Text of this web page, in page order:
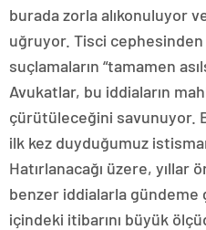
burada zorla alıkonuluyor
uğruyor. Tisci cephesinden
suçlamaların “tamamen
Avukatlar, bu iddiaların
çürütüleceğini savunuyor.
ilk kez duyduğumuz
Hatırlanacağı üzere, yıllar
benzer iddialarla gündeme
içindeki itibarını büyük